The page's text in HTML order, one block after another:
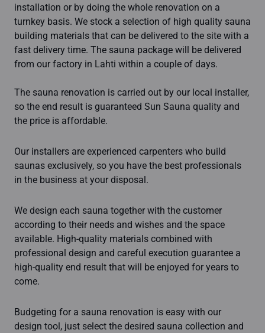
installation or by doing the whole renovation on a
turnkey basis. We stock a selection of high quality sauna
building materials that can be delivered to the site with a
fast delivery time. The sauna package will be delivered
from our factory in Lahti within a couple of days.
The sauna renovation is carried out by our local installer,
so the end result is guaranteed Sun Sauna quality and
the price is affordable.
Our installers are experienced carpenters who build
saunas exclusively, so you have the best professionals
in the business at your disposal.
We design each sauna together with the customer
according to their needs and wishes and the space
available. High-quality materials combined with
professional design and careful execution guarantee a
high-quality end result that will be enjoyed for years to
come.
Budgeting for a sauna renovation is easy with our
design tool, just select the desired sauna collection and